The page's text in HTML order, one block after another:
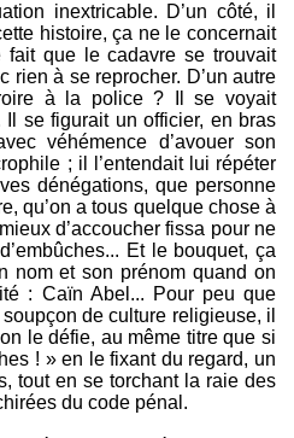
inextricable. D’un côté, il
histoire, ça ne le concernait
fait que le cadavre se trouvait
rien à se reprocher. D’un autre
à la police ? Il se voyait
Il se figurait un officier, en bras
véhémence d’avouer son
; il l’entendait lui répéter
dénégations, que personne
qu’on a tous quelque chose à
d’accoucher fissa pour ne
Et le bouquet, ça
nom et son prénom quand on
: Caïn Abel... Pour peu que
de culture religieuse, il
le défie, au même titre que si
! » en le fixant du regard, un
tout en se torchant la raie des
du code pénal.